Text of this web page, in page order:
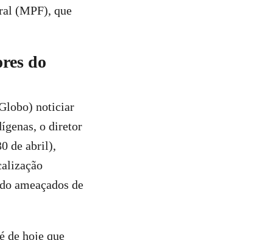
(MPF), que
do
noticiar
o diretor
de abril),
ameaçados de
de hoje que